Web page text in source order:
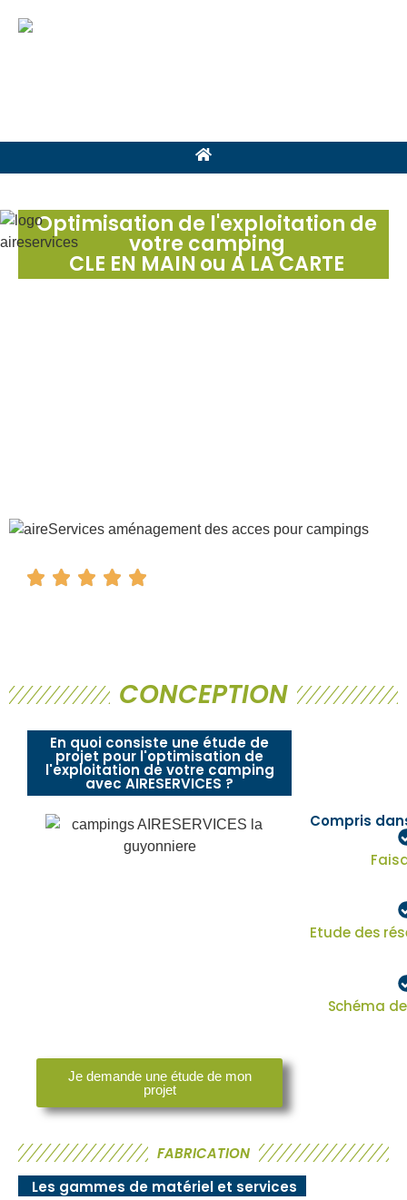
Optimisation de l'exploitation de
votre camping
CLE EN MAINou A LA CARTE
CONCEPTION
En quoi consiste une étude de
projet pour l'optimisation de
l'exploitation de votre camping
avec AIRESERVICES ?
Compris
Etude des
Schéma
Je demande une étude de mon
projet
FABRICATION
Les gammes de matériel et services